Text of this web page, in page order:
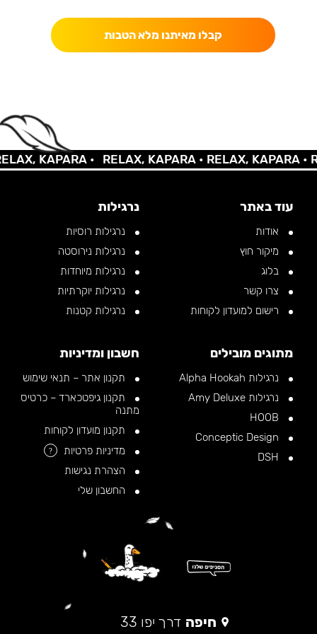
קבלו מאיתנו מלא הטבות
KAPARA • RELAX, KAPARA •RELAX, KAPARA •
עוד באתר
אודות
מיקור חוץ
בלוג
צרו קשר
רישום למועדון לקוחות
נרגילות
נרגילות רוסיות
נרגילות נירוסטה
נרגילות מיוחדות
נרגילות יוקרתיות
נרגילות קטנות
מתוגים מובילים
נרגילות Alpha Hookah
נרגילות Amy Deluxe
חשבון ומדיניות
תקנון אתר – תנאי שימוש
תקנון גיפטכארד – כרטיס
מתנה
תקנון מועדון לקוחות
מדיניות פרטיות
?
הצהרת נגישות
החשבון שלי
חיפה דרך יפו 33